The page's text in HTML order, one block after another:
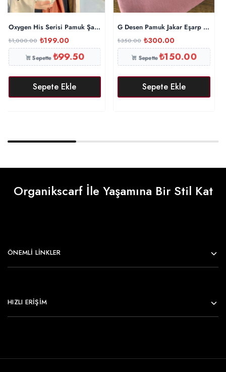
Oxygen His Serisi Pamuk Şal – Tarçın
₺1,000.00 ₺199.00
Sepette₺99.50
Sepete Ekle
G Desen Pamuk Jakar Eşarp 10442
₺350.00 ₺300.00
Sepette₺150.00
Sepete Ekle
Organikscarf İle Yaşamına Bir Stil Kat
ÖNEMLI LINKLER
HIZLI ERİŞİM